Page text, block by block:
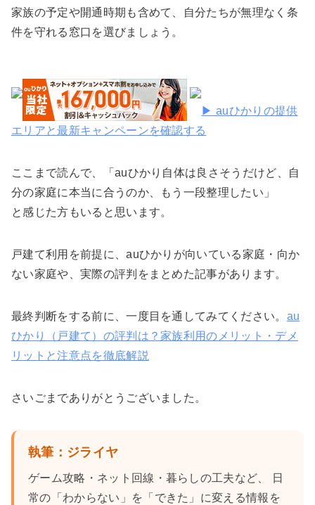
家族の予定や開通時期も含めて、自分たちが無理なく条
件を守れる窓口を選びましょう。
▶ auひかりの提供
エリアと最新キャンペーンを確認する
ここまで読んで、「auひかり自体は良さそうだけど、自
分の家庭に本当に合うのか、もう一段整理したい」
と感じた方もいると思います。
戸建て利用を前提に、auひかりが向いている家庭・向か
ない家庭や、実際の評判をまとめた記事があります。
最終判断をする前に、一度目を通してみてください。 au
ひかり（戸建て）の評判は？家族利用のメリット・デメ
リットと注意点を徹底解説
さいごまでありがとうございました。
執筆：ジライヤ
ゲーム攻略・ネット回線・暮らしの工夫など、 日
常の「わからない」を「できた」に変える情報を